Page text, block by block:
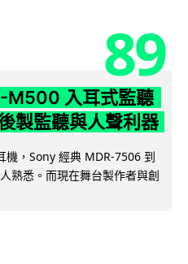
89
M500 入耳式監聽
製監聽與人聲利器
機，Sony 經典 MDR-7506 到
熟悉。而現在舞台製作者與創